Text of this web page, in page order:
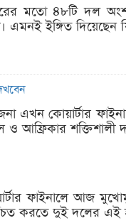
মতো ৪৮টি দল
ইঙ্গিত দিয়েছেন
এখন কোয়ার্টার
আফ্রিকার শক্তিশালী
ফাইনালে আজ
করতে দুই দলের